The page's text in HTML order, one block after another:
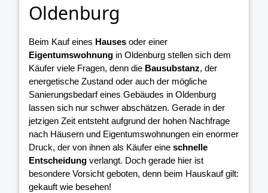
Oldenburg
Beim Kauf eines Hauses oder einer
Eigentumswohnung in Oldenburg stellen sich dem
Käufer viele Fragen, denn die Bausubstanz, der
energetische Zustand oder auch der mögliche
Sanierungsbedarf eines Gebäudes in Oldenburg
lassen sich nur schwer abschätzen. Gerade in der
jetzigen Zeit entsteht aufgrund der hohen Nachfrage
nach Häusern und Eigentumswohnungen ein enormer
Druck, der von ihnen als Käufer eine schnelle
Entscheidung verlangt. Doch gerade hier ist
besondere Vorsicht geboten, denn beim Hauskauf gilt:
gekauft wie besehen!